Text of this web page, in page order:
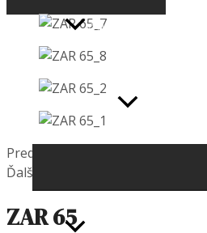
VÝHODY PRE NAŠICH HOSTÍ
Predošlé
Ďalšie
ZAR 65